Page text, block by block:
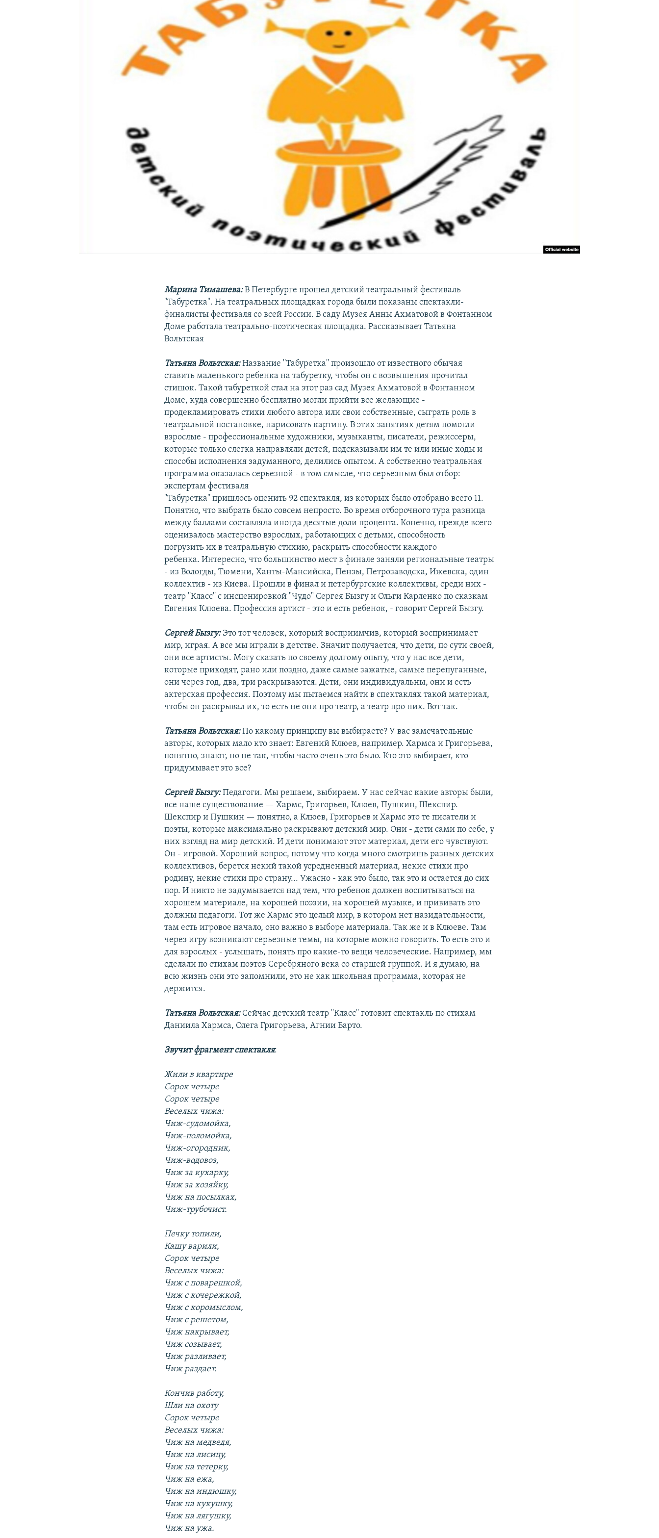
Марина Тимашева:В Петербурге прошел детский театральный фестиваль
"Табуретка". На театральных площадках города были показаны спектакли-
финалисты фестиваля со всей России. В саду Музея Анны Ахматовой в Фонтанном
Доме работала театрально-поэтическая площадка. Рассказывает Татьяна
Вольтская
Татьяна Вольтская:Название ''Табуретка'' произошло от известного обычая
ставить маленького ребенка на табуретку, чтобы он с возвышения прочитал
стишок. Такой табуреткой стал на этот раз сад Музея Ахматовой в Фонтанном
Доме, куда совершенно бесплатно могли прийти все желающие -
продекламировать стихи любого автора или свои собственные, сыграть роль в
театральной постановке, нарисовать картину. В этих занятиях детям помогли
взрослые - профессиональные художники, музыканты, писатели, режиссеры,
которые только слегка направляли детей, подсказывали им те или иные ходы и
способы исполнения задуманного, делились опытом. А собственно театральная
программа оказалась серьезной - в том смысле, что серьезным был отбор:
экспертам фестиваля
''Табуретка'' пришлось оценить 92 спектакля, из которых было отобрано всего 11.
Понятно, что выбрать было совсем непросто. Во время отборочного тура разница
между баллами составляла иногда десятые доли процента. Конечно, прежде всего
оценивалось мастерство взрослых, работающих с детьми, способность
погрузить их в театральную стихию, раскрыть способности каждого
ребенка. Интересно, что большинство мест в финале заняли региональные театры
- из Вологды, Тюмени, Ханты-Мансийска, Пензы, Петрозаводска, Ижевска, один
коллектив - из Киева. Прошли в финал и петербургские коллективы, среди них -
театр ''Класс'' с инсценировкой "Чудо" Сергея Бызгу и Ольги Карленко по сказкам
Евгения Клюева. Профессия артист - это и есть ребенок, - говорит Сергей Бызгу.
Сергей Бызгу: Это тот человек, который восприимчив, который воспринимает
мир, играя. А все мы играли в детстве. Значит получается, что дети, по сути своей,
они все артисты. Могу сказать по своему долгому опыту, что у нас все дети,
которые приходят, рано или поздно, даже самые зажатые, самые перепуганные,
они через год, два, три раскрываются. Дети, они индивидуальны, они и есть
актерская профессия. Поэтому мы пытаемся найти в спектаклях такой материал,
чтобы он раскрывал их, то есть не они про театр, а театр про них. Вот так.
Татьяна Вольтская:По какому принципу вы выбираете? У вас замечательные
авторы, которых мало кто знает: Евгений Клюев, например. Хармса и Григорьева,
понятно, знают, но не так, чтобы часто очень это было. Кто это выбирает, кто
придумывает это все?
Сергей Бызгу:Педагоги. Мы решаем, выбираем. У нас сейчас какие авторы были,
все наше существование — Хармс, Григорьев, Клюев, Пушкин, Шекспир.
Шекспир и Пушкин — понятно, а Клюев, Григорьев и Хармс это те писатели и
поэты, которые максимально раскрывают детский мир. Они - дети сами по себе, у
них взгляд на мир детский. И дети понимают этот материал, дети его чувствуют.
Он - игровой. Хороший вопрос, потому что когда много смотришь разных детских
коллективов, берется некий такой усредненный материал, некие стихи про
родину, некие стихи про страну... Ужасно - как это было, так это и остается до сих
пор. И никто не задумывается над тем, что ребенок должен воспитываться на
хорошем материале, на хорошей поэзии, на хорошей музыке, и прививать это
должны педагоги. Тот же Хармс это целый мир, в котором нет назидательности,
там есть игровое начало, оно важно в выборе материала. Так же и в Клюеве. Там
через игру возникают серьезные темы, на которые можно говорить. То есть это и
для взрослых - услышать, понять про какие-то вещи человеческие. Например, мы
сделали по стихам поэтов Серебряного века со старшей группой. И я думаю, на
всю жизнь они это запомнили, это не как школьная программа, которая не
держится.
Татьяна Вольтская: Сейчас детский театр ''Класс'' готовит спектакль по стихам
Даниила Хармса, Олега Григорьева, Агнии Барто.
Звучит фрагмент спектакля:
Жили в квартире
Сорок четыре
Сорок четыре
Веселых чижа:
Чиж-судомойка,
Чиж-поломойка,
Чиж-огородник,
Чиж-водовоз,
Чиж за кухарку,
Чиж за хозяйку,
Чиж на посылках,
Чиж-трубочист.
Печку топили,
Кашу варили,
Сорок четыре
Веселых чижа:
Чиж с поварешкой,
Чиж с кочережкой,
Чиж с коромыслом,
Чиж с решетом,
Чиж накрывает,
Чиж созывает,
Чиж разливает,
Чиж раздает.
Кончив работу,
Шли на охоту
Сорок четыре
Веселых чижа:
Чиж на медведя,
Чиж на лисицу,
Чиж на тетерку,
Чиж на ежа,
Чиж на индюшку,
Чиж на кукушку,
Чиж на лягушку,
Чиж на ужа.